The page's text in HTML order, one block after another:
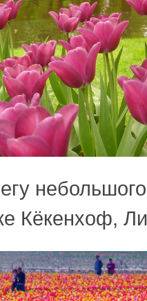
Кёкенхоф,